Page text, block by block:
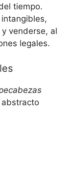
tiempo.
venderse, al
legales.
abstracto